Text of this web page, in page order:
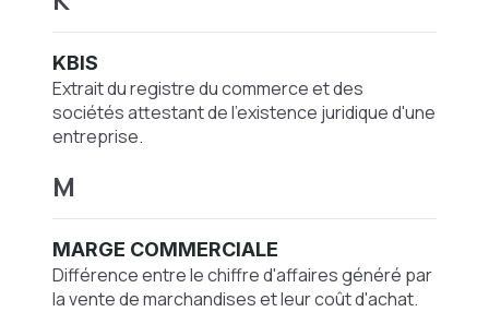
KBIS
Extrait du registre du commerce et des
sociétés attestant de l'existence juridique d'une
entreprise.
M
MARGE COMMERCIALE
Différence entre le chiffre d'affaires généré par
la vente de marchandises et leur coût d'achat.